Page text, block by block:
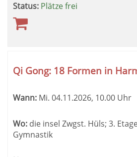
Status: Plätze frei
Qi Gong: 18 Formen in
Wann: Mi. 04.11.2026, 10.00 Uhr
Wo: die insel Zwgst. Hüls; 3.
Gymnastik